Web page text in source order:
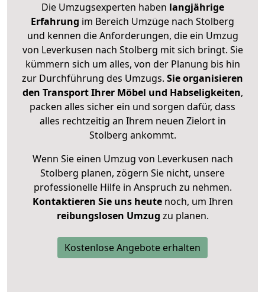
Die Umzugsexperten haben langjährige
Erfahrung im Bereich Umzüge nach Stolberg
und kennen die Anforderungen, die ein Umzug
von Leverkusen nach Stolberg mit sich bringt. Sie
kümmern sich um alles, von der Planung bis hin
zur Durchführung des Umzugs. Sie organisieren
den Transport Ihrer Möbel und Habseligkeiten,
packen alles sicher ein und sorgen dafür, dass
alles rechtzeitig an Ihrem neuen Zielort in
Stolberg ankommt.
Wenn Sie einen Umzug von Leverkusen nach
Stolberg planen, zögern Sie nicht, unsere
professionelle Hilfe in Anspruch zu nehmen.
Kontaktieren Sie uns heutenoch, um Ihren
reibungslosen Umzug zu planen.
Kostenlose Angebote erhalten